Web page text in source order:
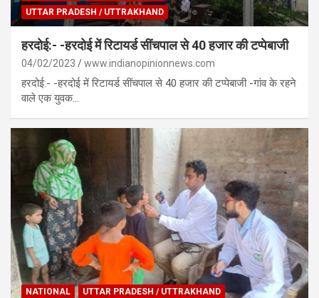
UTTAR PRADESH / UTTRAKHAND
हरदोई:- -हरदोई में रिटायर्ड सींचपाल से 40 हजार की टप्पेबाजी
04/02/2023 www.indianopinionnews.com
हरदोई:- -हरदोई में रिटायर्ड सींचपाल से 40 हजार की टप्पेबाजी -गांव के रहने
वाले एक युवक…
NATIONAL UTTAR PRADESH / UTTRAKHAND